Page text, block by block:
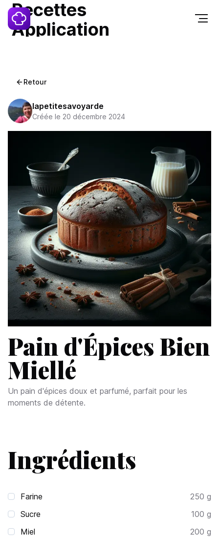
Recettes
Application
Retour
lapetitesavoyarde
Créée le 20 décembre 2024
Pain d'Épices Bien
Miellé
Un pain d'épices doux et parfumé, parfait pour les
moments de détente.
Ingrédients
Farine 250 g
Sucre
100 g
Miel
200 g